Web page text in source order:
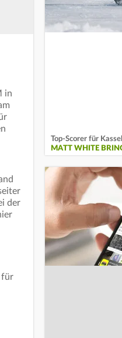
in
der
für
Top-Scorer für
MATT WHITE